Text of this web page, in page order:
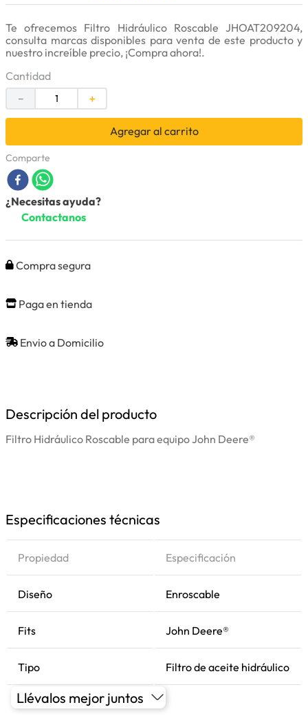
Te ofrecemos Filtro Hidráulico Roscable JHOAT209204,
consulta marcas disponibles para venta de este producto y
nuestro increíble precio, ¡Compra ahora!.
Cantidad
＋
－
Agregar al carrito
Comparte
¿Necesitas ayuda?
Contactanos
Compra segura
Paga en tienda
Envio a Domicilio
Descripción del producto
Filtro Hidráulico Roscable para equipo John Deere®
Especificaciones técnicas
Propiedad Especificación
Diseño Enroscable
Fits John Deere®
Tipo Filtro de aceite hidráulico
Llévalos mejor juntos